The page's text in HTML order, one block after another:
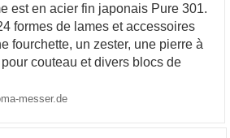
est en acier fin japonais Pure 301.
formes de lames et accessoires
fourchette, un zester, une pierre à
couteau et divers blocs de
messer.de